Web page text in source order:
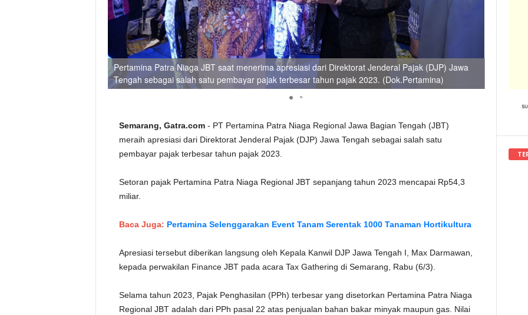
Pertamina Patra Niaga JBT saat menerima apresiasi dari Direktorat Jenderal Pajak (DJP) Jawa
Tengah sebagai salah satu pembayar pajak terbesar tahun pajak 2023. (Dok.Pertamina)
Semarang, Gatra.com- PT Pertamina Patra Niaga Regional Jawa Bagian Tengah (JBT)
meraih apresiasi dari Direktorat Jenderal Pajak (DJP) Jawa Tengah sebagai salah satu
pembayar pajak terbesar tahun pajak 2023.
Setoran pajak Pertamina Patra Niaga Regional JBT sepanjang tahun 2023 mencapai Rp54,3
miliar.
Baca Juga: Pertamina Selenggarakan Event Tanam Serentak 1000 Tanaman Hortikultura
Apresiasi tersebut diberikan langsung oleh Kepala Kanwil DJP Jawa Tengah I, Max Darmawan,
kepada perwakilan Finance JBT pada acara Tax Gathering di Semarang, Rabu (6/3).
Selama tahun 2023, Pajak Penghasilan (PPh) terbesar yang disetorkan Pertamina Patra Niaga
Regional JBT adalah dari PPh pasal 22 atas penjualan bahan bakar minyak maupun gas. Nilai